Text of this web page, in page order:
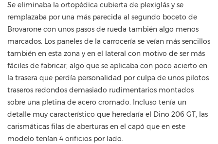
Se eliminaba la ortopédica cubierta de plexiglás y se
remplazaba por una más parecida al segundo boceto de
Brovarone con unos pasos de rueda también algo menos
marcados. Los paneles de la carrocería se veían más sencillos
también en esta zona y en el lateral con motivo de ser más
fáciles de fabricar, algo que se aplicaba con poco acierto en
la trasera que perdía personalidad por culpa de unos pilotos
traseros redondos demasiado rudimentarios montados
sobre una pletina de acero cromado. Incluso tenía un
detalle muy característico que heredaría el Dino 206 GT, las
carismáticas filas de aberturas en el capó que en este
modelo tenían 4 orificios por lado.